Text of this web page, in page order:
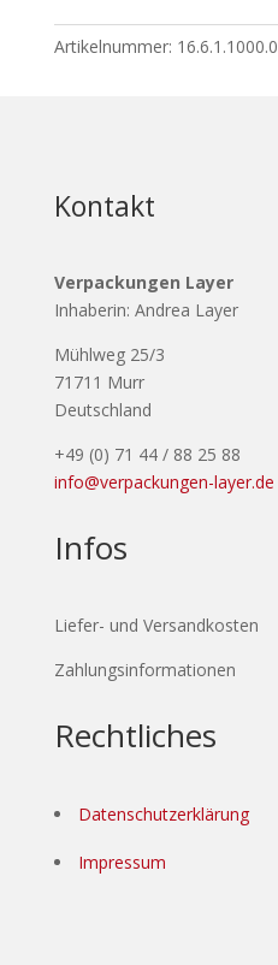
Artikelnummer: 16.6.1.1000.0
Kontakt
Verpackungen Layer
Inhaberin: Andrea Layer
Mühlweg 25/3
71711 Murr
Deutschland
+49 (0) 71 44 / 88 25 88
info@verpackungen-layer.de
Infos
Liefer- und Versandkosten
Zahlungsinformationen
Rechtliches
Datenschutzerklärung
Impressum